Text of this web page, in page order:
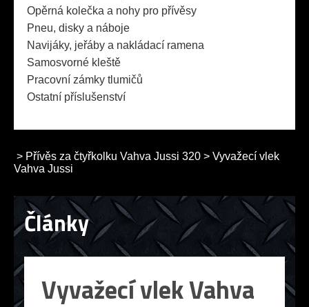
Opěrná kolečka a nohy pro přívěsy
Pneu, disky a náboje
Navijáky, jeřáby a nakládací ramena
Samosvorné kleště
Pracovní zámky tlumičů
Ostatní příslušenství
> Přívěs za čtyřkolku Vahva Jussi 320 > Vyvažecí vlek
Vahva Jussi
Články
Vyvažecí vlek Vahva